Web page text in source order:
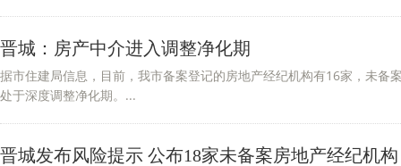
晋城：房产中介进入调整净化期
据市住建局信息，目前，我市备案登记的房地产经纪机构有16家，未备
处于深度调整净化期。...
晋城发布风险提示 公布18家未备案房地产经纪机构